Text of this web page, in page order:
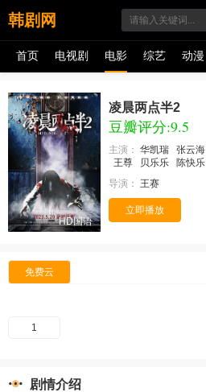
韩剧网
首页 电视剧 电影 综艺 动漫
HD国语
凌晨两点半2
豆瓣评分:9.5
主演： 华凯瑞 张云海
王尊
贝乐乐 陈快乐
导演：
王赛
立即播放
免费云
1
剧情介绍